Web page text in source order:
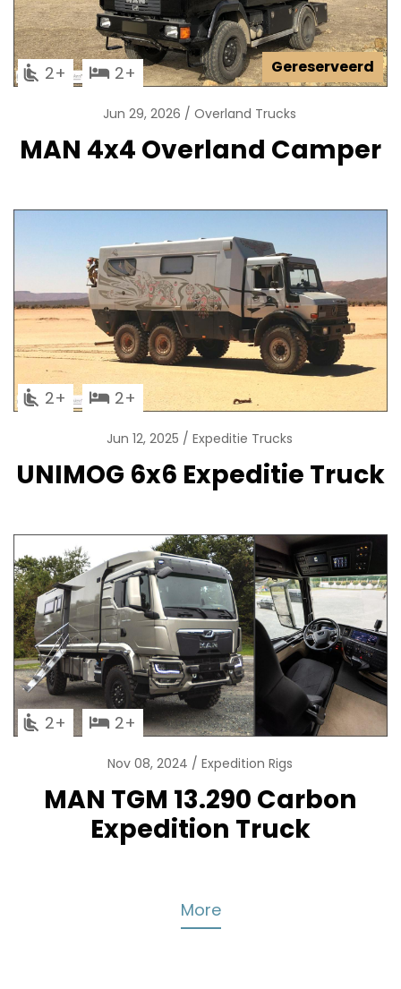
Gereserveerd
2 2
Jun 29, 2026 Overland Trucks
MAN 4x4 Overland Camper
2 2
Jun 12, 2025 Expeditie Trucks
UNIMOG 6x6 Expeditie Truck
2 2
Nov 08, 2024 Expedition Rigs
MAN TGM 13.290 Carbon
Expedition Truck
More